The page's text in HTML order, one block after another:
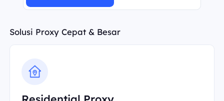
Solusi Proxy Cepat & Besar